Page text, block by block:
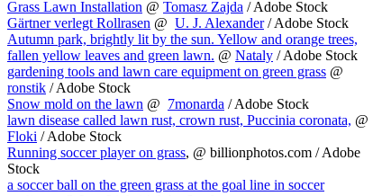
Grass Lawn Installation @ Tomasz Zajda / Adobe Stock
Gärtner verlegt Rollrasen @ U. J. Alexander/ Adobe Stock
Autumn park, brightly lit by the sun. Yellow and orange trees,
fallen yellow leaves and green lawn. @ Nataly / Adobe Stock
gardening tools and lawn care equipment on green grass @
ronstik / Adobe Stock
Snow mold on the lawn @ 7monarda / Adobe Stock
lawn disease called lawn rust, crown rust, Puccinia coronata, @
Floki / Adobe Stock
Running soccer player on grass, @ billionphotos.com / Adobe
Stock
a soccer ball on the green grass at the goal line in soccer